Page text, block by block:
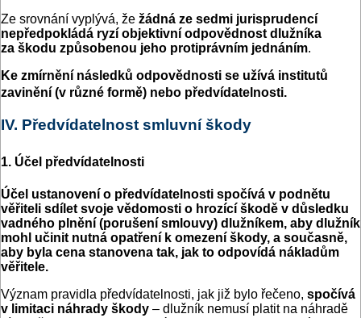
Ze srovnání vyplývá, že žádná ze sedmi jurisprudencí
nepředpokládá ryzí objektivní odpovědnost dlužníka
za škodu způsobenou jeho protiprávním jednáním.
Ke zmírnění následků odpovědnosti se užívá institutů
zavinění (v různé formě) nebo předvídatelnosti.
IV. Předvídatelnost smluvní škody
1. Účel předvídatelnosti
Účel ustanovení o předvídatelnosti spočívá v podnětu
věřiteli sdílet svoje vědomosti o hrozící škodě v důsledku
vadného plnění (porušení smlouvy) dlužníkem, aby dlužník
mohl učinit nutná opatření k omezení škody, a současně,
aby byla cena stanovena tak, jak to odpovídá nákladům
věřitele.
Význam pravidla předvídatelnosti, jak již bylo řečeno, spočívá
v limitaci náhrady škody – dlužník nemusí platit na náhradě